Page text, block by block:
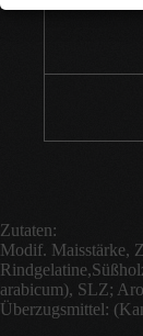
Zutaten:
Modif. Maisstärke,
arabicum), SLZ;
Überzugsmittel: